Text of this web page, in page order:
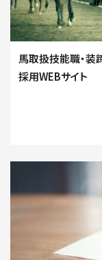
馬取扱技能職・装
採用WEBサイト